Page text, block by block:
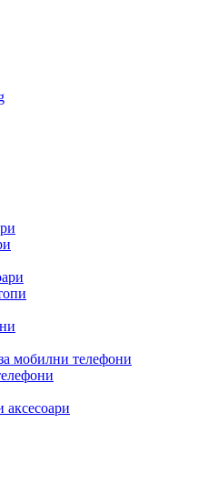
мобилни телефони